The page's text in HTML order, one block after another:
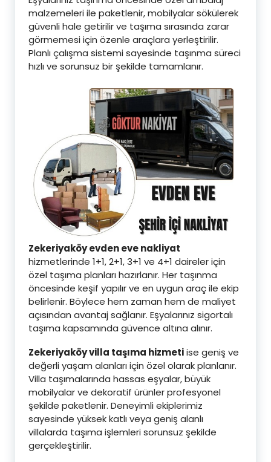
malzemeleri ile paketlenir, mobilyalar sökülerek
güvenli hale getirilir ve taşıma sırasında zarar
görmemesi için özenle araçlara yerleştirilir.
Planlı çalışma sistemi sayesinde taşınma süreci
hızlı ve sorunsuz bir şekilde tamamlanır.
Zekeriyaköy evden eve nakliyat
hizmetlerinde 1+1, 2+1, 3+1 ve 4+1 daireler için
özel taşıma planları hazırlanır. Her taşınma
öncesinde keşif yapılır ve en uygun araç ile ekip
belirlenir. Böylece hem zaman hem de maliyet
açısından avantaj sağlanır. Eşyalarınız sigortalı
taşıma kapsamında güvence altına alınır.
Zekeriyaköy villa taşıma hizmetiise geniş ve
değerli yaşam alanları için özel olarak planlanır.
Villa taşımalarında hassas eşyalar, büyük
mobilyalar ve dekoratif ürünler profesyonel
şekilde paketlenir. Deneyimli ekiplerimiz
sayesinde yüksek katlı veya geniş alanlı
villalarda taşıma işlemleri sorunsuz şekilde
gerçekleştirilir.